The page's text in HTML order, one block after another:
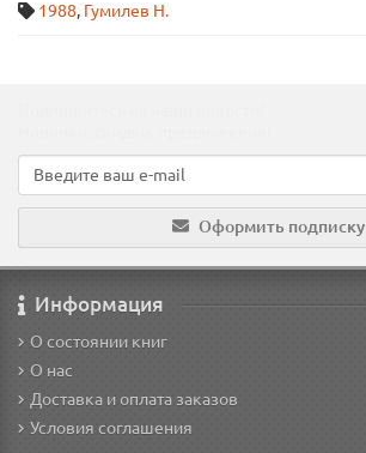
1988, Гумилев Н.
Оформить подписку
Информация
О состоянии книг
О нас
Доставка и оплата заказов
Условия соглашения